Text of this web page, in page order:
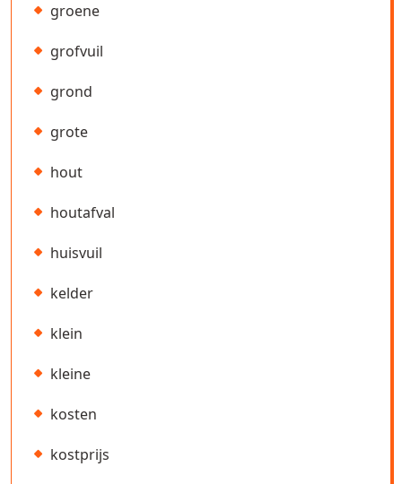
groene
grofvuil
grond
grote
hout
houtafval
huisvuil
kelder
klein
kleine
kosten
kostprijs